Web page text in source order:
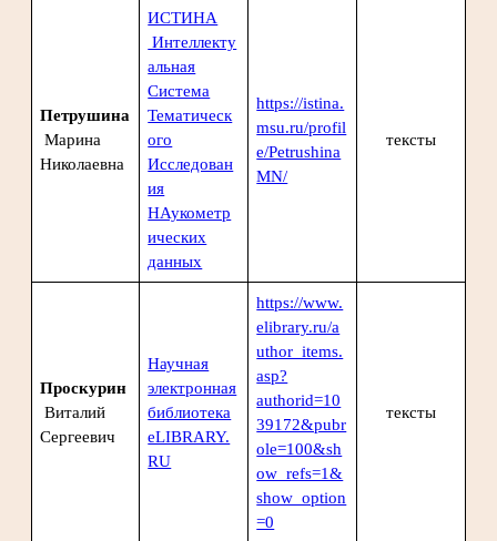
Петрушина
Марина
Николаевна
ИСТИНА
Интеллекту
альная
Система
Тематическ
ого
Исследован
ия
НАукометр
ических
данных
https://istina.
msu.ru/profil
e/Petrushina
MN/
тексты
Проскурин
Виталий
Сергеевич
Научная
электронная
библиотека
eLIBRARY.
RU
https://www.
elibrary.ru/a
uthor_items.
asp?
authorid=10
39172&pubr
ole=100&sh
ow_refs=1&
show_option
=0
тексты